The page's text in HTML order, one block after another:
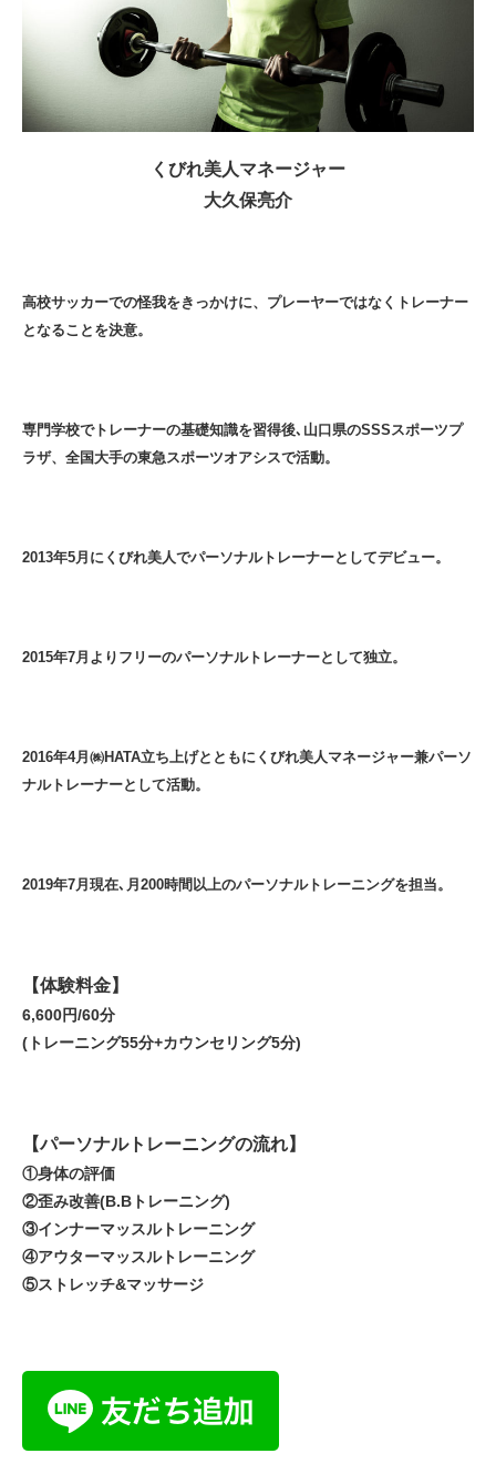
くびれ美人マネージャー
大久保亮介
高校サッカーでの怪我をきっかけに、プレーヤーではなくトレーナー
となることを決意。
専門学校でトレーナーの基礎知識を習得後､山口県のSSSスポーツプ
ラザ、全国大手の東急スポーツオアシスで活動。
2013年5月にくびれ美人でパーソナルトレーナーとしてデビュー。
2015年7月よりフリーのパーソナルトレーナーとして独立。
2016年4月㈱HATA立ち上げとともにくびれ美人マネージャー兼パーソ
ナルトレーナーとして活動。
2019年7月現在､月200時間以上のパーソナルトレーニングを担当。
【体験料金】
6,600円/60分
(トレーニング55分+カウンセリング5分)
【パーソナルトレーニングの流れ】
①身体の評価
②歪み改善(B.Bトレーニング)
③インナーマッスルトレーニング
④アウターマッスルトレーニング
⑤ストレッチ&マッサージ